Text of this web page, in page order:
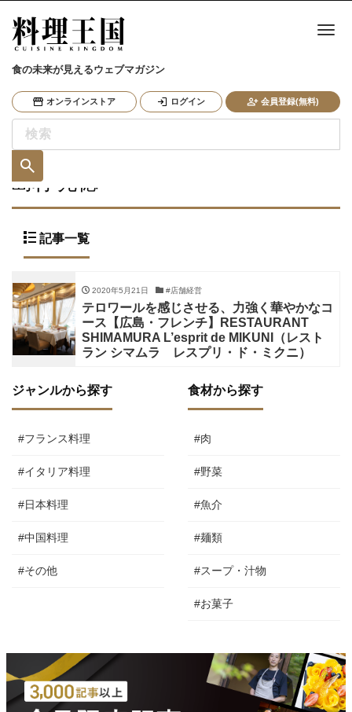
食の未来が見えるウェブマガジン
オンラインストア ログイン 会員登録(無料)
ナ
島村 光徳
記事一覧
2020年5月21日 #店舗経営
テロワールを感じさせる、力強く華やかなコ
ース【広島・フレンチ】RESTAURANT
SHIMAMURA L’esprit de MIKUNI（レスト
ラン シマムラ レスプリ・ド・ミクニ）
ジャンルから探す
#フランス料理
#イタリア料理
#日本料理
#中国料理
#その他
食材から探す
#肉
#野菜
#魚介
#麺類
#スープ・汁物
#お菓子